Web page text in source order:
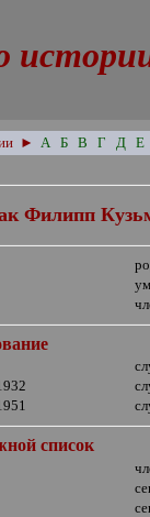
► А Б В Г Д Е
Филипп
список